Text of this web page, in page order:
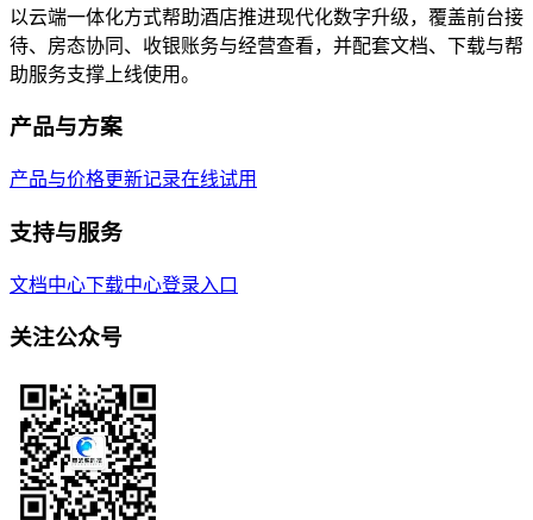
以云端一体化方式帮助酒店推进现代化数字升级，覆盖前台接
待、房态协同、收银账务与经营查看，并配套文档、下载与帮
助服务支撑上线使用。
产品与方案
产品与价格更新记录在线试用
支持与服务
文档中心下载中心登录入口
关注公众号